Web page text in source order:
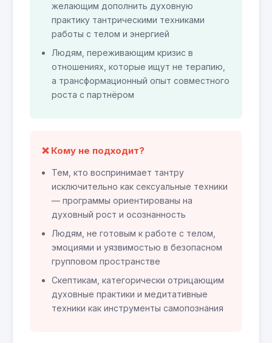
желающим дополнить духовную
практику тантрическими техниками
работы с телом и энергией
Людям, переживающим кризис в
отношениях, которые ищут не терапию,
а трансформационный опыт совместного
роста с партнёром
❌ Кому не подходит?
Тем, кто воспринимает тантру
исключительно как сексуальные техники
— программы ориентированы на
духовный рост и осознанность
Людям, не готовым к работе с телом,
эмоциями и уязвимостью в безопасном
групповом пространстве
Скептикам, категорически отрицающим
духовные практики и медитативные
техники как инструменты самопознания